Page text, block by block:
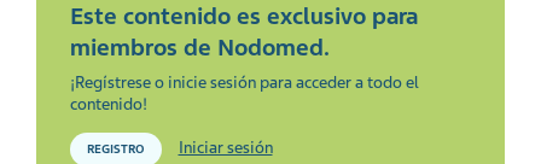
Este contenido es exclusivo para
miembros de Nodomed.
¡Regístrese o inicie sesión para acceder a todo el
contenido!
REGISTRO Iniciar sesión